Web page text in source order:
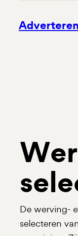
Adverteren
De werving-
selecteren